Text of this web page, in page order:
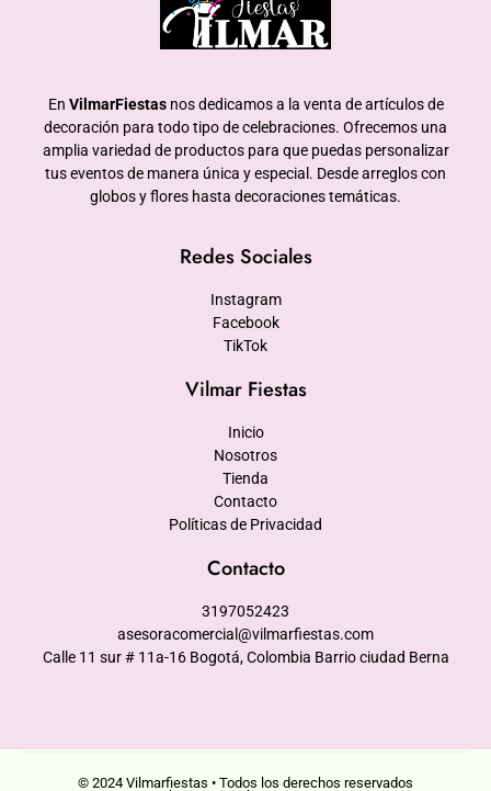
En VilmarFiestasnos dedicamos a la venta de artículos de
decoración para todo tipo de celebraciones. Ofrecemos una
amplia variedad de productos para que puedas personalizar
tus eventos de manera única y especial. Desde arreglos con
globos y flores hasta decoraciones temáticas.
Redes Sociales
Instagram
Facebook
TikTok
Vilmar Fiestas
Inicio
Nosotros
Tienda
Contacto
Políticas de Privacidad
Contacto
3197052423
asesoracomercial@vilmarfiestas.com
Calle 11 sur # 11a-16 Bogotá, Colombia Barrio ciudad Berna
© 2024 Vilmarfiestas • Todos los derechos reservados